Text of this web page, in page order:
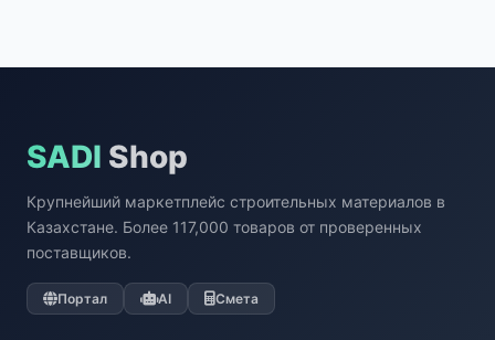
SADI Shop
Крупнейший маркетплейс строительных материалов в
Казахстане. Более 117,000 товаров от проверенных
поставщиков.
Портал AI Смета